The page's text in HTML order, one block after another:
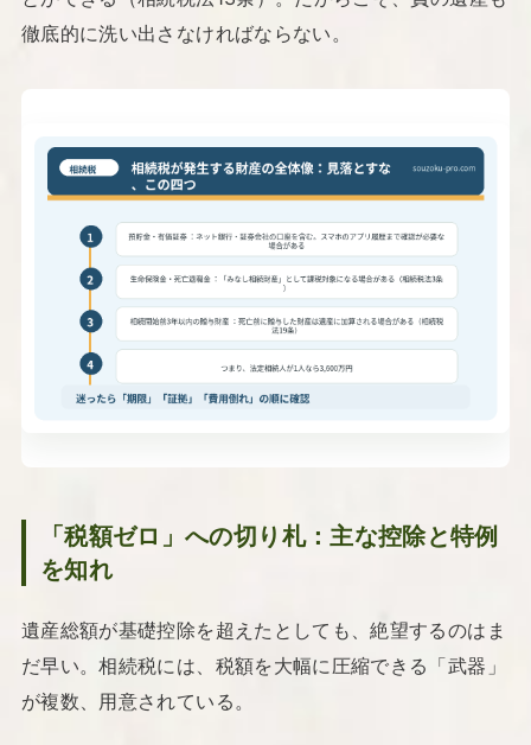
徹底的に洗い出さなければならない。
「税額ゼロ」への切り札：主な控除と特例
を知れ
遺産総額が基礎控除を超えたとしても、絶望するのはま
だ早い。相続税には、税額を大幅に圧縮できる「武器」
が複数、用意されている。